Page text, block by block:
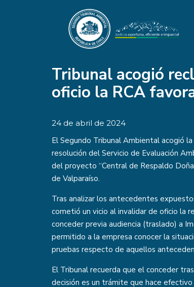
Tribunal acogió
oficio la RCA
24 de abril de 2024
El Segundo Tribunal Ambiental acogió
resolución del Servicio de Evaluación
del proyecto “Central de Respaldo
de Valparaíso.
Tras analizar los antecedentes
cometió un vicio al invalidar de oficio la
conceder previa audiencia (traslado) a
permitido a la empresa conocer la
pruebas respecto de aquellos
El Tribunal recuerda que el conceder
decisión es un trámite que hace